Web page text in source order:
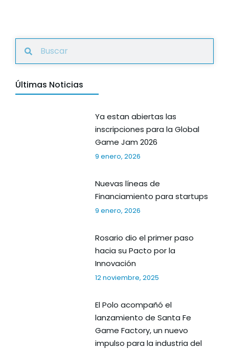
Últimas Noticias
Ya estan abiertas las
inscripciones para la Global
Game Jam 2026
9 enero, 2026
Nuevas líneas de
Financiamiento para startups
9 enero, 2026
Rosario dio el primer paso
hacia su Pacto por la
Innovación
12 noviembre, 2025
El Polo acompañó el
lanzamiento de Santa Fe
Game Factory, un nuevo
impulso para la industria del